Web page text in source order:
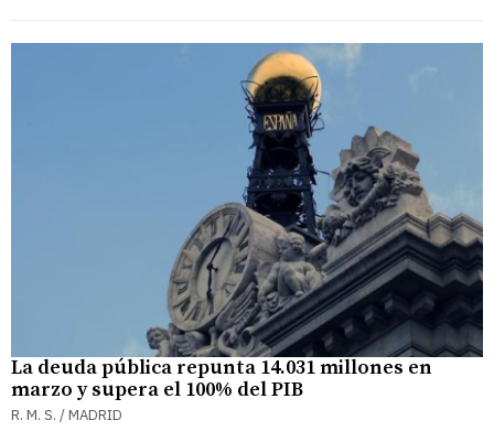
La deuda pública repunta 14.031 millones en
marzo y supera el 100% del PIB
R. M. S. / MADRID